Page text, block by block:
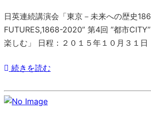
日英連続講演会「東京－未来への歴史
FUTURES,1868-2020” 第4回 ”都市
楽しむ」 日程：２０１５年１０月３１
続きを読む